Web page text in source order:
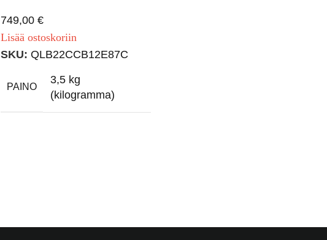
749,00 €
Lisää ostoskoriin
SKU: QLB22CCB12E87C
PAINO
3,5 kg
(kilogramma)